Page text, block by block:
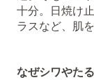
十分。日焼け
ラスなど、肌
なぜシワやた